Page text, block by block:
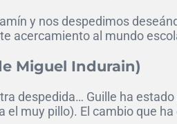
y nos despedimos
acercamiento al mundo
Miguel Indurain)
despedida… Guille ha
el muy pillo). El cambio que